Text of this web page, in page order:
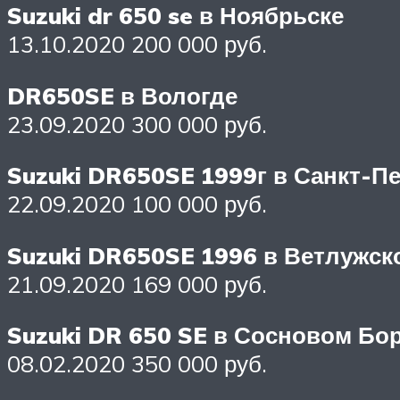
Suzuki dr 650 se в Ноябрьске
13.10.2020 200 000 руб.
DR650SE в Вологде
23.09.2020 300 000 руб.
Suzuki DR650SE 1999г в Санкт-
22.09.2020 100 000 руб.
Suzuki DR650SE 1996 в
21.09.2020 169 000 руб.
Suzuki DR 650 SE в Сосновом
08.02.2020 350 000 руб.